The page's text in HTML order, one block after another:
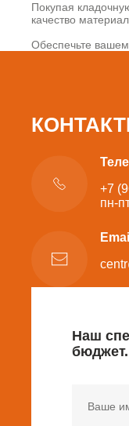
Покупая
качество
Обеспечьте
+7
пн-
Email
Наш
бюджет.
Ваше